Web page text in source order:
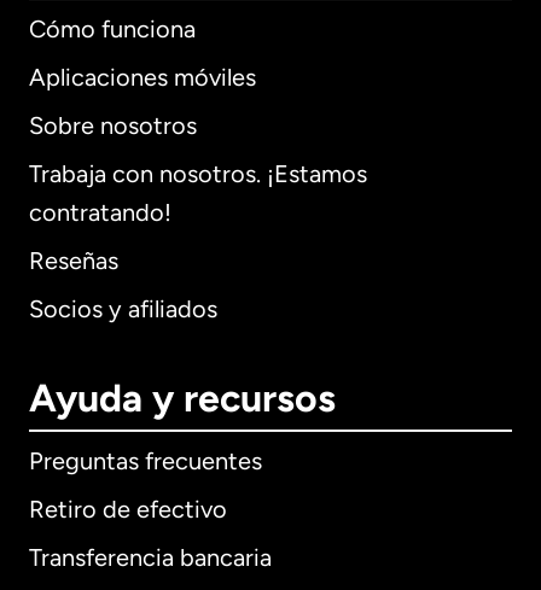
Cómo funciona
Aplicaciones móviles
Sobre nosotros
Trabaja con nosotros. ¡Estamos
contratando!
Reseñas
Socios y afiliados
Ayuda y recursos
Preguntas frecuentes
Retiro de efectivo
Transferencia bancaria